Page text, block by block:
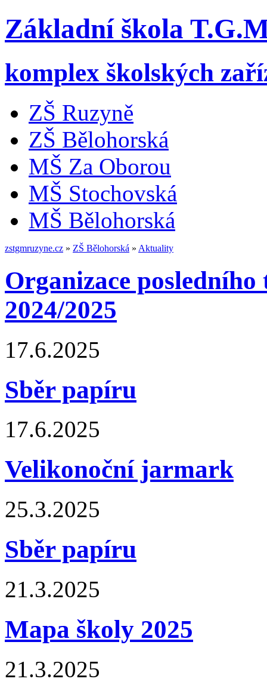
Základní škola
komplex školských
ZŠ Ruzyně
ZŠ Bělohorská
MŠ Za Oborou
MŠ Stochovská
MŠ Bělohorská
zstgmruzyne.cz » ZŠ Bělohorská » Aktuality
Organizace
2024/2025
17.6.2025
Sběr papíru
17.6.2025
Velikonoční jarmark
25.3.2025
Sběr papíru
21.3.2025
Mapa školy 2025
21.3.2025